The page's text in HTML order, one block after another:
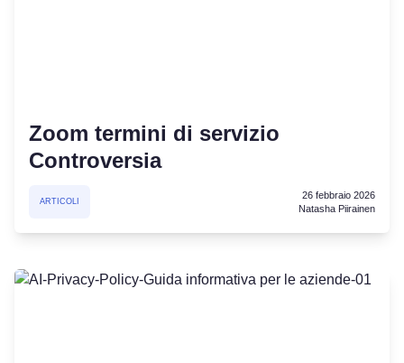
Zoom termini di servizio
Controversia
ARTICOLI
26 febbraio 2026
Natasha Piirainen